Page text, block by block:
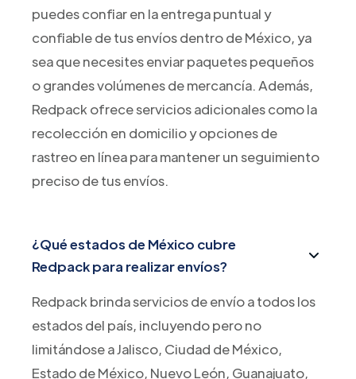
puedes confiar en la entrega puntual y
confiable de tus envíos dentro de México, ya
sea que necesites enviar paquetes pequeños
o grandes volúmenes de mercancía. Además,
Redpack ofrece servicios adicionales como la
recolección en domicilio y opciones de
rastreo en línea para mantener un seguimiento
preciso de tus envíos.
¿Qué estados de México cubre
Redpack para realizar envíos?
Redpack brinda servicios de envío a todos los
estados del país, incluyendo pero no
limitándose a Jalisco, Ciudad de México,
Estado de México, Nuevo León, Guanajuato,